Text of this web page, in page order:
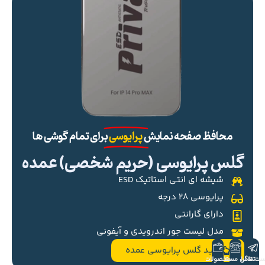
محافظ صفحه نمایشپرایوسیبرای تمام گوشی ها
گلس پرایوسی (حریم شخصی) عمده
شیشه ای انتی استاتیک ESD
پرایوسی ۲۸ درجه
دارای گارانتی
مدل لیست جور اندرویدی و آیفونی
خرید گلس پرایوسی عمده
تلگرام
تماس مستقیم
محصولات